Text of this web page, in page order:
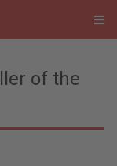
of the